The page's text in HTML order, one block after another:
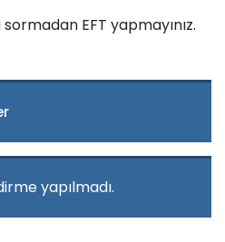
EFT yapmayınız.
yapılmadı.